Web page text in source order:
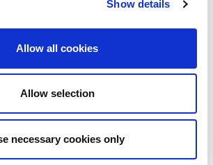
Show details
Allow all cookies
Allow selection
necessary cookies only
que el títol m’havia enganyat. Ingenuament
es preveia el futur d’Europa en el seu conjunt,
més del paper d’Espanya dins de la Unió
dels 30 anys de l’adhesió d’Espanya a la
llibre i només va ser una mala elecció guiada